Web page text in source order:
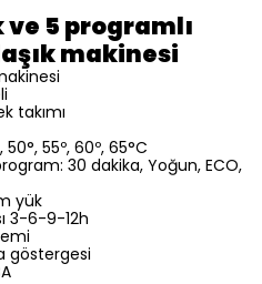
ve 5 programlı
makinesi
takımı
50°, 55º, 60º, 65°C
30 dakika, Yoğun, ECO,
yük
3-6-9-12h
göstergesi